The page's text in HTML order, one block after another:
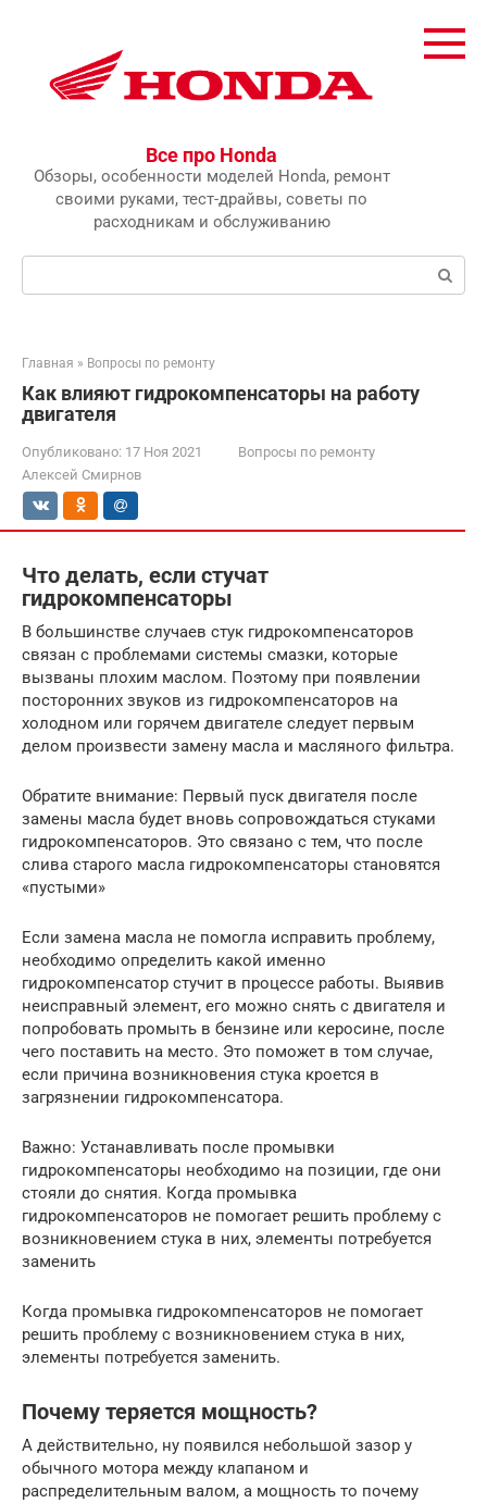
Все про Honda
Обзоры, особенности моделей Honda, ремонт
своими руками, тест-драйвы, советы по
расходникам и обслуживанию
Главная » Вопросы по ремонту
Как влияют гидрокомпенсаторы на работу
двигателя
Опубликовано: 17 Ноя 2021
Вопросы по ремонту
Алексей Смирнов
Что делать, если стучат
гидрокомпенсаторы
В большинстве случаев стук гидрокомпенсаторов
связан с проблемами системы смазки, которые
вызваны плохим маслом. Поэтому при появлении
посторонних звуков из гидрокомпенсаторов на
холодном или горячем двигателе следует первым
делом произвести замену масла и масляного фильтра.
Обратите внимание: Первый пуск двигателя после
замены масла будет вновь сопровождаться стуками
гидрокомпенсаторов. Это связано с тем, что после
слива старого масла гидрокомпенсаторы становятся
«пустыми»
Если замена масла не помогла исправить проблему,
необходимо определить какой именно
гидрокомпенсатор стучит в процессе работы. Выявив
неисправный элемент, его можно снять с двигателя и
попробовать промыть в бензине или керосине, после
чего поставить на место. Это поможет в том случае,
если причина возникновения стука кроется в
загрязнении гидрокомпенсатора.
Важно: Устанавливать после промывки
гидрокомпенсаторы необходимо на позиции, где они
стояли до снятия. Когда промывка
гидрокомпенсаторов не помогает решить проблему с
возникновением стука в них, элементы потребуется
заменить
Когда промывка гидрокомпенсаторов не помогает
решить проблему с возникновением стука в них,
элементы потребуется заменить.
Почему теряется мощность?
А действительно, ну появился небольшой зазор у
обычного мотора между клапаном и
распределительным валом, а мощность то почему